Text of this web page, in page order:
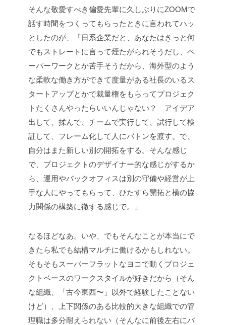
そんな敬愛すべき偏愛先輩に久しぶりにZOOMで
話す時間をつくってもらったときに言われてハッ
としたのが、「日系企業だと、あなたはきっと何
でもストレートに言って煙たがられそうだし、ペ
ーパーワークとか苦手そうだから、海外型のよう
な柔軟な働き方ができて度量がある社長のいるス
タートアップとかで裁量権をもらってプロジェク
トたくさんやったらいいんじゃない？ アイデア
出して、揉んで、チームで実行して、試行して検
証して、フレーム化して人にバトンを渡す。で、
自分はまた新しい別の開拓をする。そんな感じ
で、プロジェクトのデザイナー的な感じがするか
ら、運用やバックオフィスは別の守備や経営が上
手な人にやってもらって、ひたすら開拓と横の協
力関係の構築に徹する感じで。」
なるほどなあ。いや、でもそんなことが本当にで
きたら私でも結構マルチに働けるかもしれない。
そもそもスーパーフラットなヨコで動くプロジェ
クトベースのワークスタイルが好きだから（そん
な組織、「古今東西〜」以外で経験したことない
けど）、上下関係のある比較的大きな組織での管
理職は多分耐えられない（そんなに前後左右にバ